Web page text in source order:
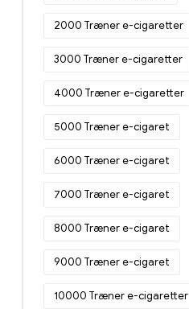
2000 Træner e-cigaretter
3000 Træner e-cigaretter
4000 Træner e-cigaretter
5000 Træner e-cigaret
6000 Træner e-cigaret
7000 Træner e-cigaret
8000 Træner e-cigaret
9000 Træner e-cigaret
10000 Træner e-cigaretter